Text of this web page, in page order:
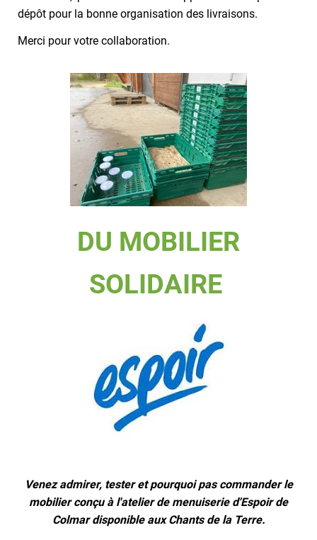
dépôt pour la bonne organisation des livraisons.
Merci pour votre collaboration.
DU MOBILIER
SOLIDAIRE
Venez admirer, tester et pourquoi pas commander le
mobilier conçu à l'atelier de menuiserie d'Espoir de
Colmar disponible aux Chants de la Terre.